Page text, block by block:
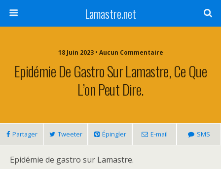
Lamastre.net
18 Juin 2023 • Aucun Commentaire
Epidémie De Gastro Sur Lamastre, Ce Que
L’on Peut Dire.
Partager Tweeter Épingler E-mail SMS
Epidémie de gastro sur Lamastre.